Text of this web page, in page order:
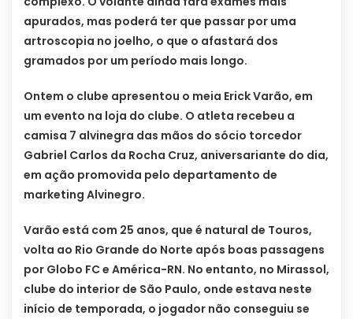
apurados, mas poderá ter que passar por uma
artroscopia no joelho, o que o afastará dos
gramados por um período mais longo.
Ontem o clube apresentou o meia Erick Varão, em
um evento na loja do clube. O atleta recebeu a
camisa 7 alvinegra das mãos do sócio torcedor
Gabriel Carlos da Rocha Cruz, aniversariante do dia,
em ação promovida pelo departamento de
marketing Alvinegro.
Varão está com 25 anos, que é natural de Touros,
volta ao Rio Grande do Norte após boas passagens
por Globo FC e América-RN. No entanto, no Mirassol,
clube do interior de São Paulo, onde estava neste
início de temporada, o jogador não conseguiu se